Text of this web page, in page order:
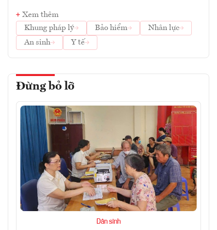
Xem thêm
Khung pháp lý
Bảo hiểm
Nhân lực
An sinh
Y tế
Đừng bỏ lỡ
Dân sinh